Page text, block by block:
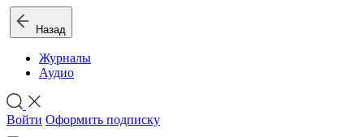
Назад
Журналы
Аудио
Войти Оформить подписку